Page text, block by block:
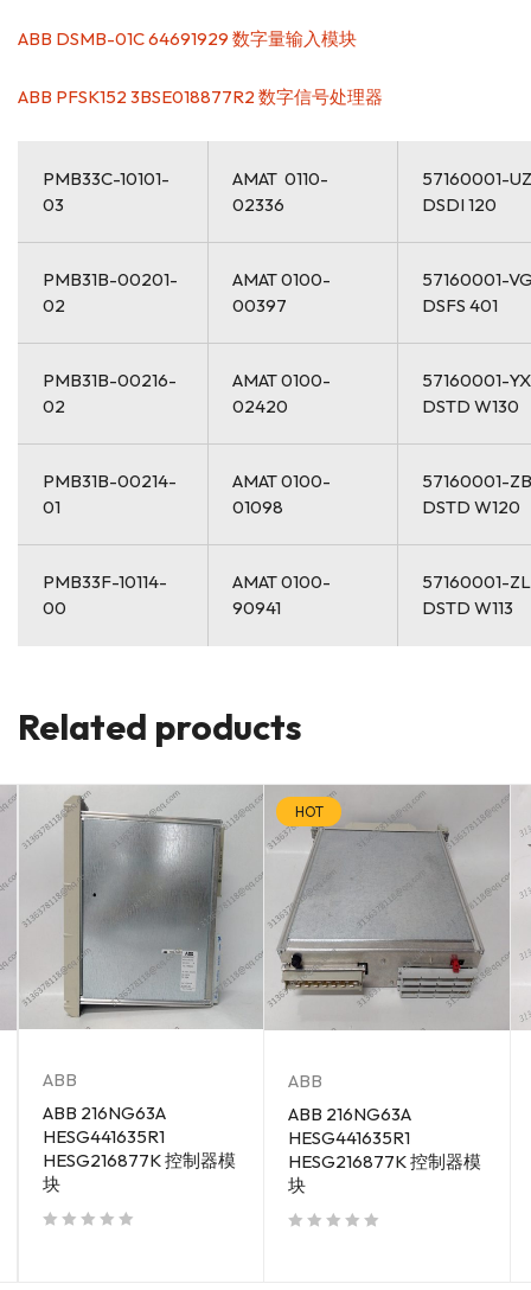
ABB DSMB-01C 64691929 数字量输入模块
ABB PFSK152 3BSE018877R2 数字信号处理器
PMB33C-10101-
03
AMAT 0110-
02336
57160001-UZ
DSDI 120
PMB31B-00201-
02
AMAT 0100-
00397
57160001-
DSFS 401
PMB31B-00216-
02
AMAT 0100-
02420
57160001-YX
DSTD W130
PMB31B-00214-
01
AMAT 0100-
01098
57160001-ZB
DSTD W120
PMB33F-10114-
00
AMAT 0100-
90941
57160001-ZL
DSTD W113
Related products
ABB
ABB 216NG63A
HESG441635R1
HESG216877K 控制器模
块
HOT
ABB
ABB 216NG63A
HESG441635R1
HESG216877K 控制器模
块